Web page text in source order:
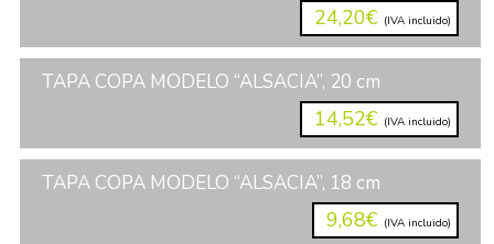
24,20€ (IVA incluido)
TAPA COPA MODELO “ALSACIA”, 20 cm
14,52€ (IVA incluido)
TAPA COPA MODELO “ALSACIA”, 18 cm
9,68€ (IVA incluido)